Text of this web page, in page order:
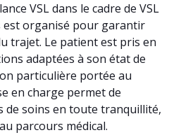
VSL dans le cadre de VSL
est organisé pour garantir
trajet. Le patient est pris en
adaptées à son état de
particulière portée au
en charge permet de
de soins en toute tranquillité,
parcours médical.